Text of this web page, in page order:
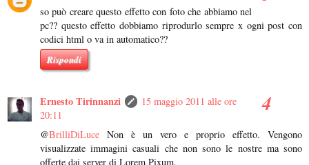
so può creare questo effetto con foto che abbiamo nel
pc?? questo effetto dobbiamo riprodurlo sempre x ogni post con
codici html o va in automatico??
Rispondi
Ernesto Tirinnanzi
15 maggio 2011 alle ore
20:11
@BrilliDiLuce Non è un vero e proprio effetto. Vengono
visualizzate immagini casuali che non sono le nostre ma sono
offerte dai server di Lorem Pixum.